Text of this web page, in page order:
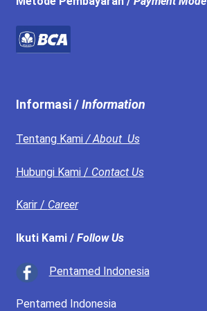
Informasi /Information
Tentang Kami / About Us
Hubungi Kami / Contact Us
Karir / Career
Ikuti Kami / Follow Us
Pentamed Indonesia
Pentamed Indonesia